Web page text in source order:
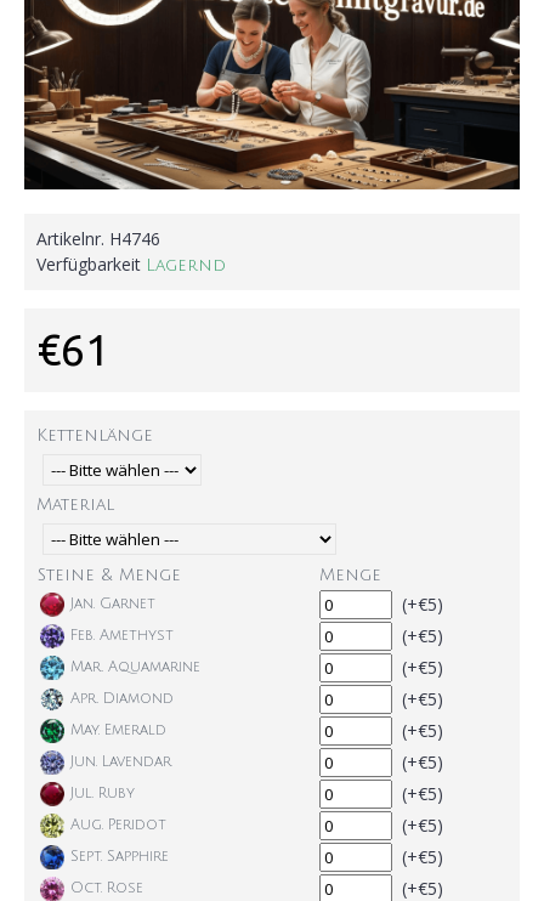
Artikelnr. H4746
Verfügbarkeit
Lagernd
€61
Kettenlänge
Material
Steine & Menge Menge
Jan. Garnet (+€5)
Feb. Amethyst (+€5)
Mar. Aquamarine (+€5)
Apr. Diamond (+€5)
May. Emerald (+€5)
Jun. Lavendar (+€5)
Jul. Ruby (+€5)
Aug. Peridot (+€5)
Sept. Sapphire (+€5)
Oct. Rose (+€5)